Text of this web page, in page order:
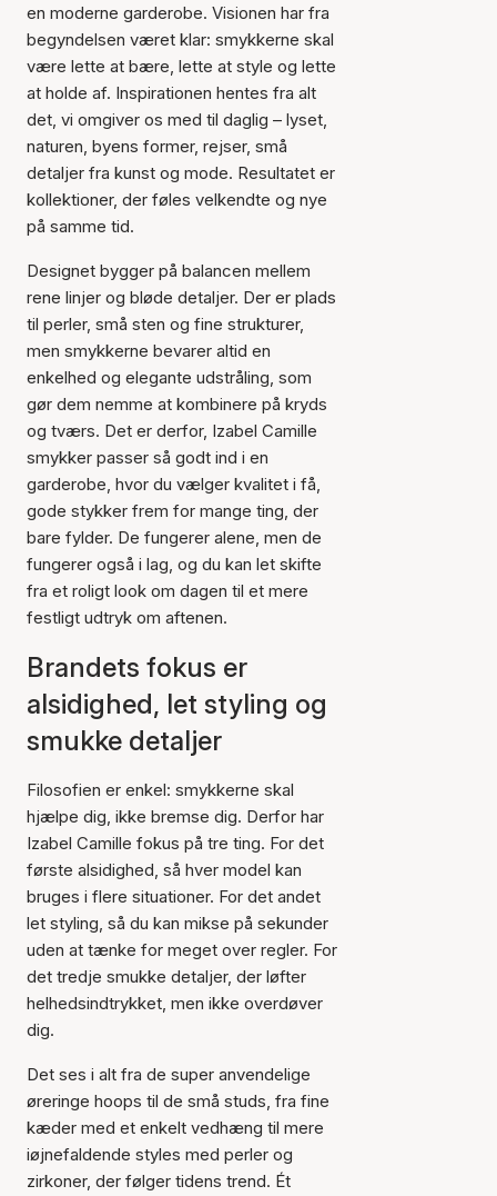
en moderne garderobe. Visionen har fra
begyndelsen været klar: smykkerne skal
være lette at bære, lette at style og lette
at holde af. Inspirationen hentes fra alt
det, vi omgiver os med til daglig – lyset,
naturen, byens former, rejser, små
detaljer fra kunst og mode. Resultatet er
kollektioner, der føles velkendte og nye
på samme tid.
Designet bygger på balancen mellem
rene linjer og bløde detaljer. Der er plads
til perler, små sten og fine strukturer,
men smykkerne bevarer altid en
enkelhed og elegante udstråling, som
gør dem nemme at kombinere på kryds
og tværs. Det er derfor, Izabel Camille
smykker passer så godt ind i en
garderobe, hvor du vælger kvalitet i få,
gode stykker frem for mange ting, der
bare fylder. De fungerer alene, men de
fungerer også i lag, og du kan let skifte
fra et roligt look om dagen til et mere
festligt udtryk om aftenen.
Brandets fokus er
alsidighed, let styling og
smukke detaljer
Filosofien er enkel: smykkerne skal
hjælpe dig, ikke bremse dig. Derfor har
Izabel Camille fokus på tre ting. For det
første alsidighed, så hver model kan
bruges i flere situationer. For det andet
let styling, så du kan mikse på sekunder
uden at tænke for meget over regler. For
det tredje smukke detaljer, der løfter
helhedsindtrykket, men ikke overdøver
dig.
Det ses i alt fra de super anvendelige
øreringe hoops til de små studs, fra fine
kæder med et enkelt vedhæng til mere
iøjnefaldende styles med perler og
zirkoner, der følger tidens trend. Ét